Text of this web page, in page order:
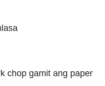
chop gamit ang paper